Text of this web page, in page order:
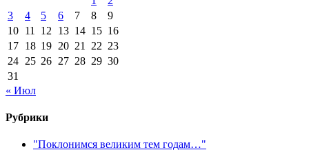
3
4 5 6 7 8
9
10 11 12 13 14 15 16
17 18 19 20 21 22 23
24 25 26 27 28 29 30
31
« Июл
Рубрики
"Поклонимся великим тем годам…"